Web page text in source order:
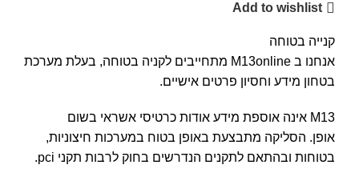
Add to wishlist
קנייה בטוחה
אנחנו ב M13online מתחייבים לקניה בטוחה, בעלת מערכת
בטחון מידע וחסיון פרטים אישיים.
M13 אינה אוספת מידע אודות כרטיסי אשראי בשום
אופן. הסליקה מתבצעת באופן בטוח במערכות חיצוניות,
בטוחות ובהתאם לתקנים הנדרשים בחוק לרבות תקני pci.